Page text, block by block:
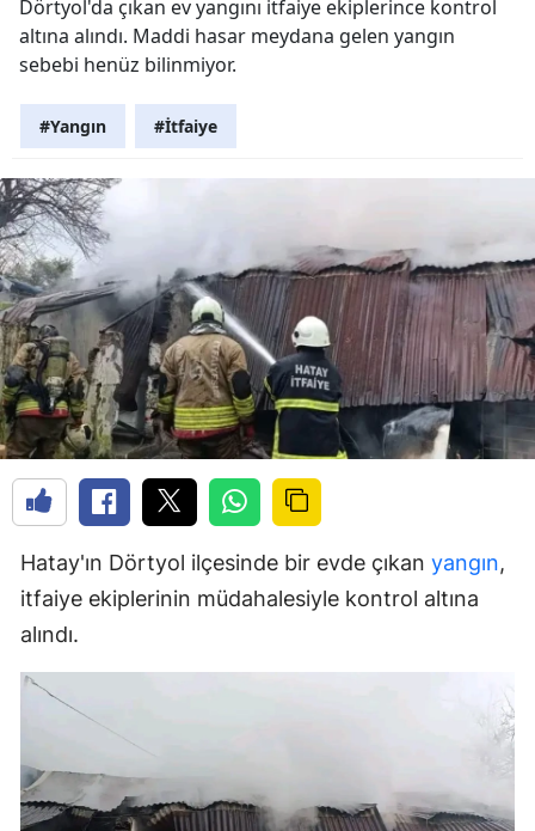
Dörtyol'da çıkan ev yangını itfaiye ekiplerince kontrol
altına alındı. Maddi hasar meydana gelen yangın
sebebi henüz bilinmiyor.
#Yangın #İtfaiye
Hatay'ın Dörtyol ilçesinde bir evde çıkan yangın,
itfaiye ekiplerinin müdahalesiyle kontrol altına
alındı.